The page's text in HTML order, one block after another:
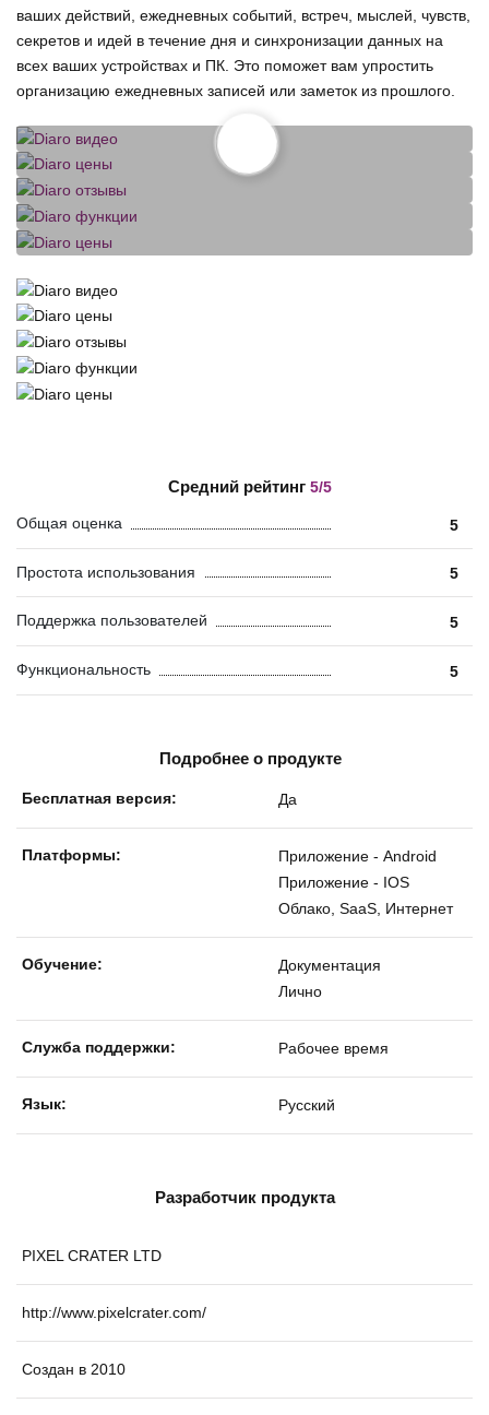
ваших действий, ежедневных событий, встреч, мыслей, чувств,
секретов и идей в течение дня и синхронизации данных на
всех ваших устройствах и ПК. Это поможет вам упростить
организацию ежедневных записей или заметок из прошлого.
Средний рейтинг 5/5
Общая оценка 5
Простота использования 5
Поддержка пользователей 5
Функциональность 5
Подробнее о продукте
Бесплатная версия: Да
Платформы:
Приложение - Android
Приложение - IOS
Облако, SaaS, Интернет
Обучение:
Документация
Лично
Службa поддержки: Рабочее время
Язык: Русский
Разработчик продукта
PIXEL CRATER LTD
http://www.pixelcrater.com/
Создан в 2010